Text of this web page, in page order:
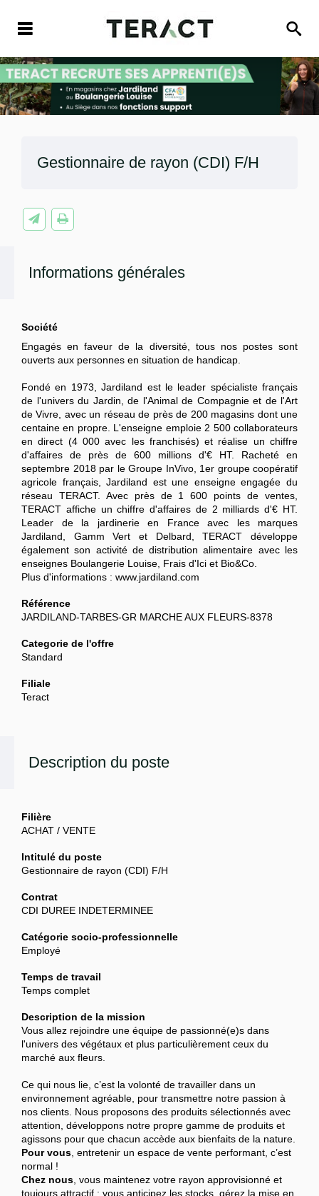
Gestionnaire de rayon (CDI) F/H
Description du poste
Filière
ACHAT / VENTE
Intitulé du poste
Gestionnaire de rayon (CDI) F/H
Contrat
CDI DUREE INDETERMINEE
Catégorie socio-professionnelle
Employé
Temps de travail
Temps complet
Description de la mission
Vous allez rejoindre une équipe de passionné(e)s dans
l'univers des végétaux et plus particulièrement ceux du
marché aux fleurs.
Ce qui nous lie, c’est la volonté de travailler dans un
environnement agréable, pour transmettre notre passion à
nos clients. Nous proposons des produits sélectionnés avec
attention, développons notre propre gamme de produits et
agissons pour que chacun accède aux bienfaits de la nature.
Pour vous , entretenir un espace de vente performant, c’est
normal !
Chez nous , vous maintenez votre rayon approvisionné et
toujours attractif : vous anticipez les stocks, gérez la mise en
Informations générales
Société
Engagés en faveur de la diversité, tous nos postes sont
ouverts aux personnes en situation de handicap.
Fondé en 1973, Jardiland est le leader spécialiste français
de l'univers du Jardin, de l'Animal de Compagnie et de l'Art
de Vivre, avec un réseau de près de 200 magasins dont une
centaine en propre. L'enseigne emploie 2 500 collaborateurs
en direct (4 000 avec les franchisés) et réalise un chiffre
d'affaires de près de 600 millions d'€ HT. Racheté en
septembre 2018 par le Groupe InVivo, 1er groupe coopératif
agricole français, Jardiland est une enseigne engagée du
réseau TERACT. Avec près de 1 600 points de ventes,
TERACT affiche un chiffre d'affaires de 2 milliards d'€ HT.
Leader de la jardinerie en France avec les marques
Jardiland, Gamm Vert et Delbard, TERACT développe
également son activité de distribution alimentaire avec les
enseignes Boulangerie Louise, Frais d'Ici et Bio&Co.
Plus d'informations : www.jardiland.com
Référence
JARDILAND-TARBES-GR MARCHE AUX FLEURS-8378
Categorie de l'offre
Standard
Filiale
Teract